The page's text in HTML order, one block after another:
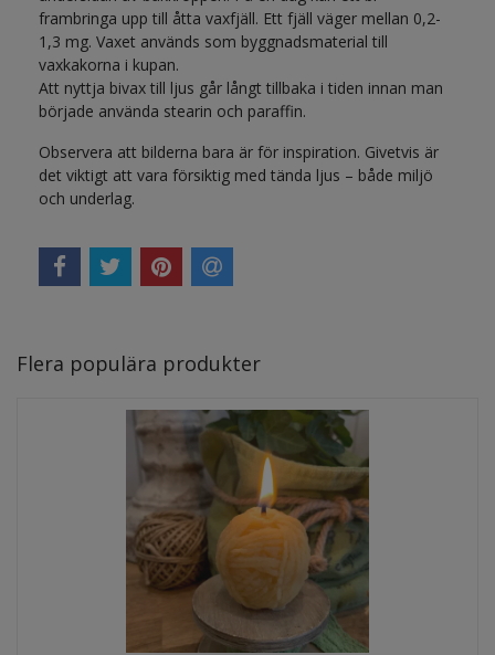
frambringa upp till åtta vaxfjäll. Ett fjäll väger mellan 0,2-
1,3 mg. Vaxet används som byggnadsmaterial till
vaxkakorna i kupan.
Att nyttja bivax till ljus går långt tillbaka i tiden innan man
började använda stearin och paraffin.
Observera att bilderna bara är för inspiration. Givetvis är
det viktigt att vara försiktig med tända ljus – både miljö
och underlag.
Flera populära produkter